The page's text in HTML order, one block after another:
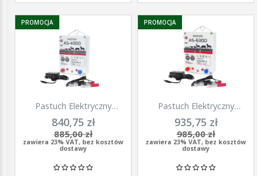
Pastuch Elektryczny
Elektryzator uniwersalny
Pomelac AS-4900 4,9Jula
840,75 zł
885,00 zł
zawiera 23% VAT, bez kosztów
dostawy
PROMOCJA
Pastuch Elektryczny
Elektryzator uniwersalny
Pomelac AS-6300 6,3Jula
935,75 zł
985,00 zł
zawiera 23% VAT, bez kosztów
dostawy
PROMOCJA